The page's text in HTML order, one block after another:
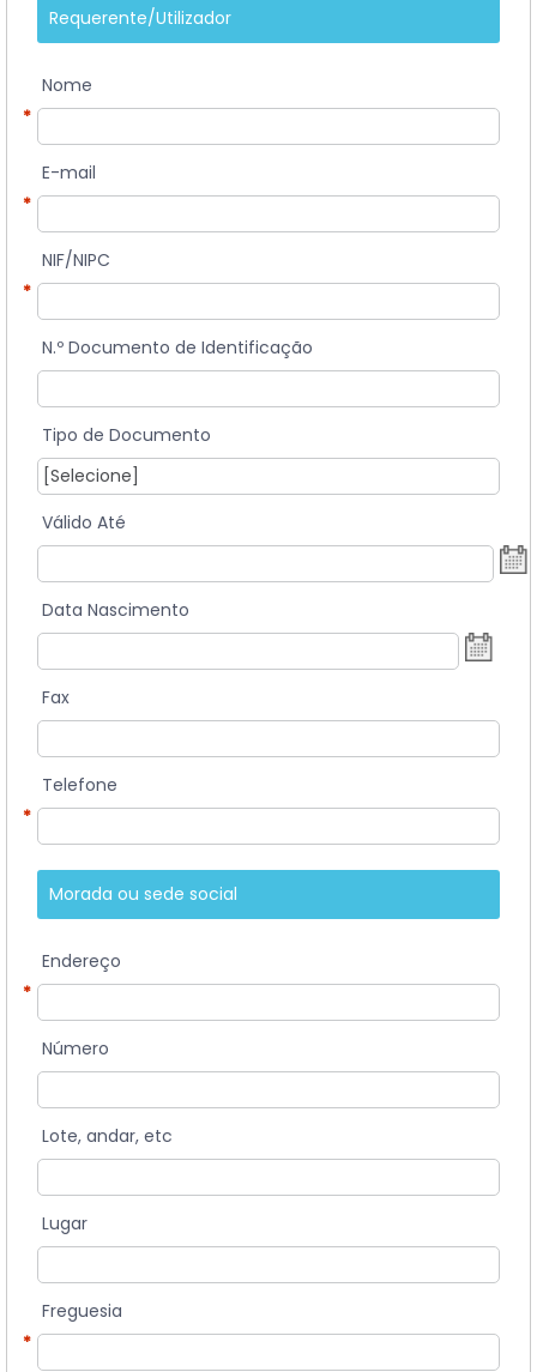
Requerente/Utilizador
Nome
*
E-mail
*
NIF/NIPC
*
N.º Documento de Identificação
Tipo de Documento
Válido Até
Data Nascimento
Fax
Telefone
*
Morada ou sede social
Endereço
*
Número
Lote, andar, etc
Lugar
Freguesia
*